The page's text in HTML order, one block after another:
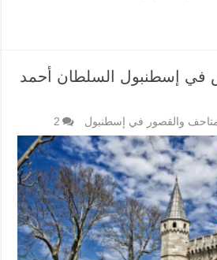
في إسطنبول السلطان أحمد
والقصور في إسطنبول 2